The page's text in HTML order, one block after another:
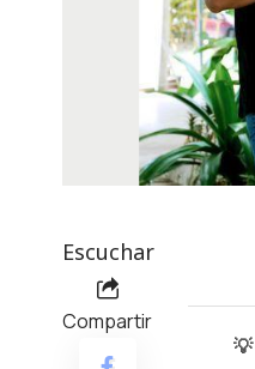
Escuchar
Compartir